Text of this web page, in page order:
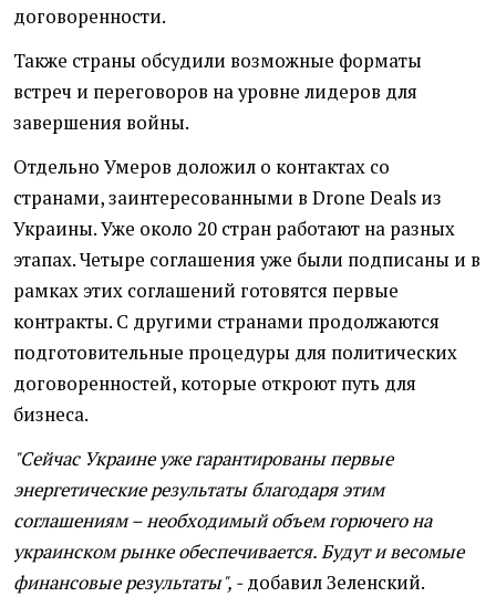
договоренности.
Также страны обсудили возможные форматы
встреч и переговоров на уровне лидеров для
завершения войны.
Отдельно Умеров доложил о контактах со
странами, заинтересованными в Drone Deals из
Украины. Уже около 20 стран работают на разных
этапах. Четыре соглашения уже были подписаны и в
рамках этих соглашений готовятся первые
контракты. С другими странами продолжаются
подготовительные процедуры для политических
договоренностей, которые откроют путь для
бизнеса.
"Сейчас Украине уже гарантированы первые
энергетические результаты благодаря этим
соглашениям – необходимый объем горючего на
украинском рынке обеспечивается. Будут и весомые
финансовые результаты", - добавил Зеленский.